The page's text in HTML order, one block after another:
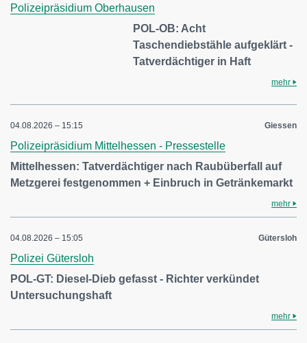
Polizeipräsidium Oberhausen
POL-OB: Acht
Taschendiebstähle aufgeklärt -
Tatverdächtiger in Haft
mehr
04.08.2026 – 15:15 Giessen
Polizeipräsidium Mittelhessen - Pressestelle
Mittelhessen: Tatverdächtiger nach Raubüberfall auf
Metzgerei festgenommen + Einbruch in Getränkemarkt
mehr
04.08.2026 – 15:05 Gütersloh
Polizei Gütersloh
POL-GT: Diesel-Dieb gefasst - Richter verkündet
Untersuchungshaft
mehr